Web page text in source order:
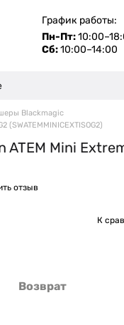
График работы:
Пн-Пт:
Сб:10:00–14:00
Blackmagic
Mini
отзыв
К
Возврат